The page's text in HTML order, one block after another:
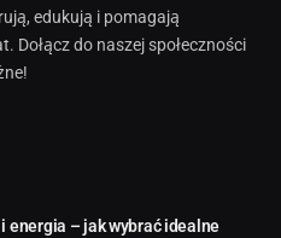
edukują i pomagają
Dołącz do naszej społeczności
energia – jak wybrać idealne